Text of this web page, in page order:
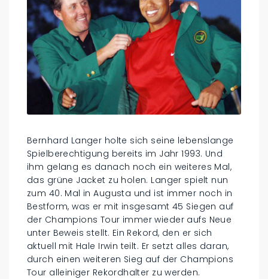
Bernhard Langer holte sich seine lebenslange
Spielberechtigung bereits im Jahr 1993. Und
ihm gelang es danach noch ein weiteres Mal,
das grüne Jacket zu holen. Langer spielt nun
zum 40. Mal in Augusta und ist immer noch in
Bestform, was er mit insgesamt 45 Siegen auf
der Champions Tour immer wieder aufs Neue
unter Beweis stellt. Ein Rekord, den er sich
aktuell mit Hale Irwin teilt. Er setzt alles daran,
durch einen weiteren Sieg auf der Champions
Tour alleiniger Rekordhalter zu werden.